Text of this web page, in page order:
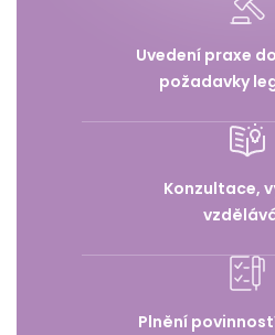
Uvedení praxe
požadavky
Konzultace,
Plnění